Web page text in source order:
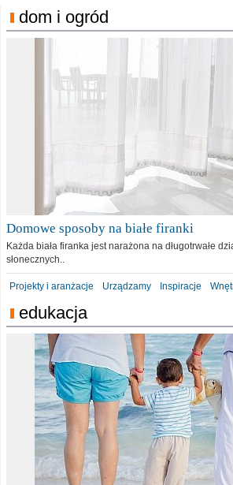
dom i ogród
Domowe sposoby na białe firanki
Każda biała firanka jest narażona na długotrwałe
słonecznych..
Projekty i aranżacje Urządzamy Inspiracje
edukacja